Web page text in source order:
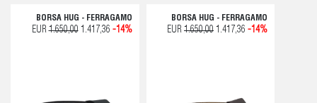
BORSA HUG - FERRAGAMO
EUR1.650,001.417,36 -14%
BORSA HUG - FERRAGAMO
EUR 1.650,00 1.417,36 -14%